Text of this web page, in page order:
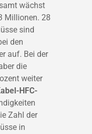
wächst
Millionen. 28
sind
den
auf. Bei der
die
weiter
HFC-
Zahl der
in